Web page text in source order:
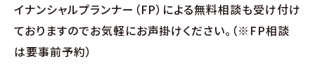
∟宿泊体験予約
イナンシャルプランナー（FP）による無料相談も受け付け
ておりますのでお気軽にお声掛けください。（※FP相談
は要事前予約）